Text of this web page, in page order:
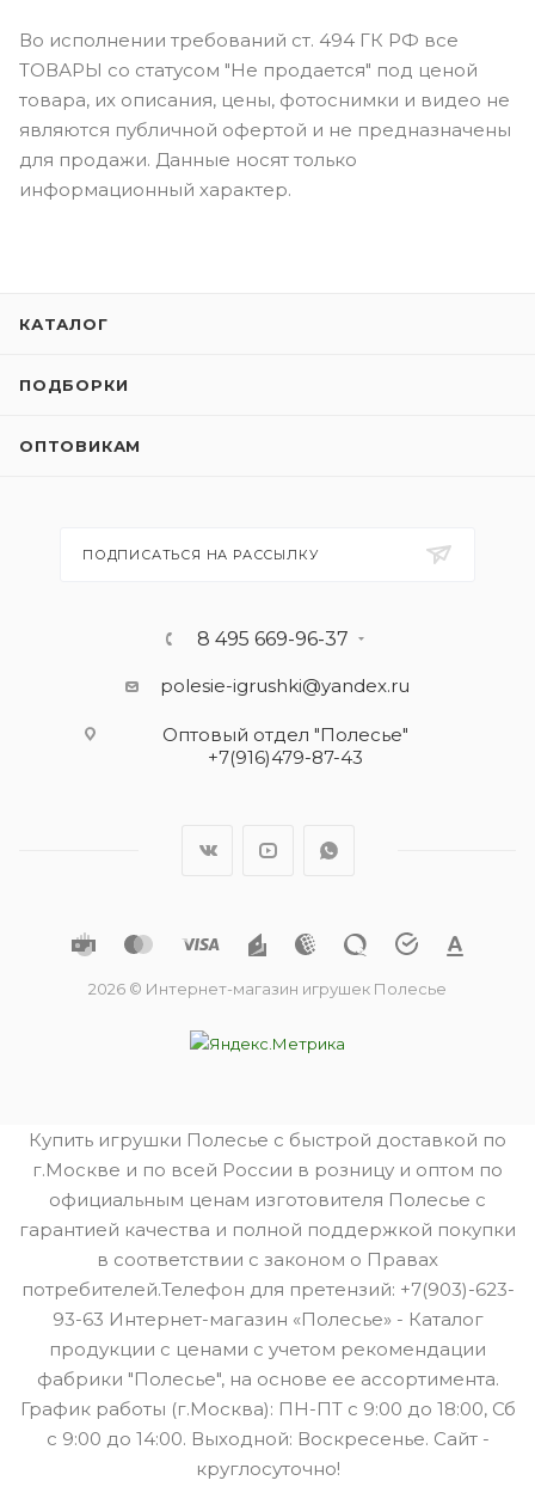
Во исполнении требований ст. 494 ГК РФ все
ТОВАРЫ со статусом "Не продается" под ценой
товара, их описания, цены, фотоснимки и видео не
являются публичной офертой и не предназначены
для продажи. Данные носят только
информационный характер.
КАТАЛОГ
ПОДБОРКИ
ОПТОВИКАМ
ПОДПИСАТЬСЯ НА РАССЫЛКУ
8 495 669-96-37
polesie-igrushki@yandex.ru
Оптовый отдел "Полесье"
+7(916)479-87-43
2026 © Интернет-магазин игрушек Полесье
Купить игрушки Полесье с быстрой доставкой по
г.Москве и по всей России в розницу и оптом по
официальным ценам изготовителя Полесье с
гарантией качества и полной поддержкой покупки
в соответствии с законом о Правах
потребителей.Телефон для претензий: +7(903)-623-
93-63 Интернет-магазин «Полесье» - Каталог
продукции с ценами с учетом рекомендации
фабрики "Полесье", на основе ее ассортимента.
График работы (г.Москва): ПН-ПТ с 9:00 до 18:00, Сб
с 9:00 до 14:00. Выходной: Воскресенье. Сайт -
круглосуточно!